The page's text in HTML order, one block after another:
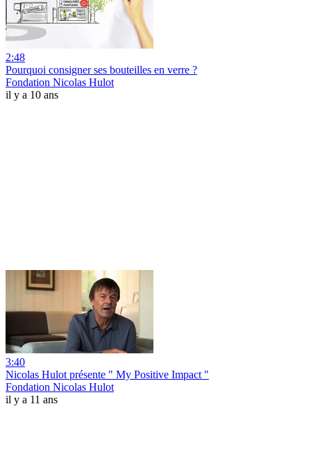
2:48
Pourquoi consigner ses bouteilles en verre ?
Fondation Nicolas Hulot
il y a 10 ans
3:40
Nicolas Hulot présente " My Positive Impact "
Fondation Nicolas Hulot
il y a 11 ans